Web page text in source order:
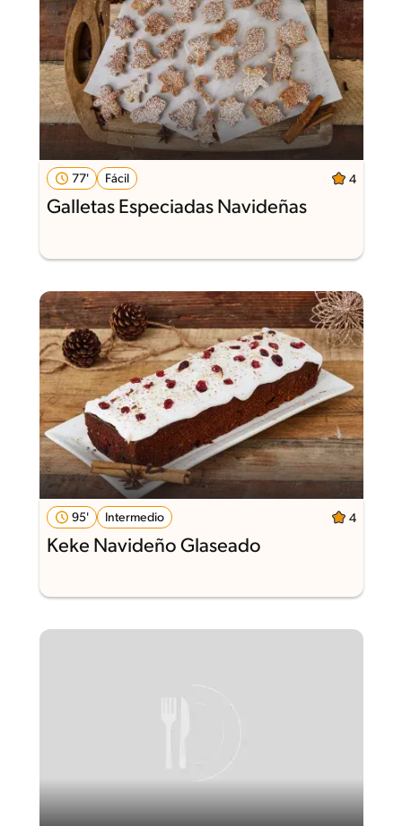
77' Fácil 4
Galletas Especiadas Navideñas
95' Intermedio 4
Keke Navideño Glaseado